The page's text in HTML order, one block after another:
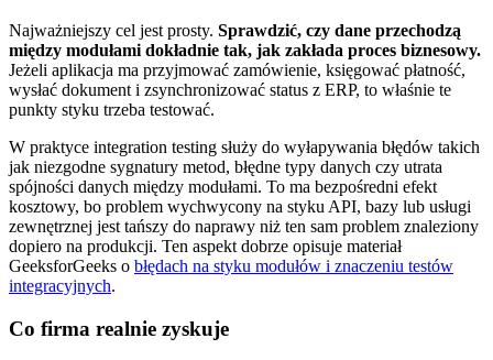
Najważniejszy cel jest prosty. Sprawdzić, czy dane przechodzą
między modułami dokładnie tak, jak zakłada proces biznesowy.
Jeżeli aplikacja ma przyjmować zamówienie, księgować płatność,
wysłać dokument i zsynchronizować status z ERP, to właśnie te
punkty styku trzeba testować.
W praktyce integration testing służy do wyłapywania błędów takich
jak niezgodne sygnatury metod, błędne typy danych czy utrata
spójności danych między modułami. To ma bezpośredni efekt
kosztowy, bo problem wychwycony na styku API, bazy lub usługi
zewnętrznej jest tańszy do naprawy niż ten sam problem znaleziony
dopiero na produkcji. Ten aspekt dobrze opisuje materiał
GeeksforGeeks o błędach na styku modułów i znaczeniu testów
integracyjnych.
Co firma realnie zyskuje